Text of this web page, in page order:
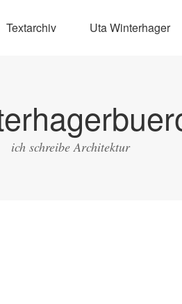
Textarchiv Uta Winterhager
ich schreibe Architektur